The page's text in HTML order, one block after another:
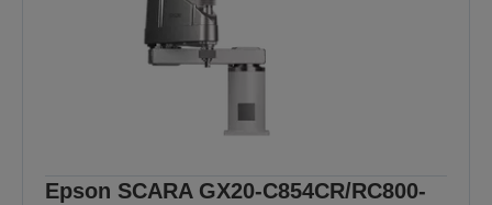
Epson SCARA GX20-C854CR/RC800-